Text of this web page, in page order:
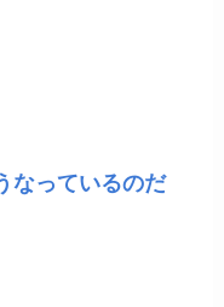
なっているのだ